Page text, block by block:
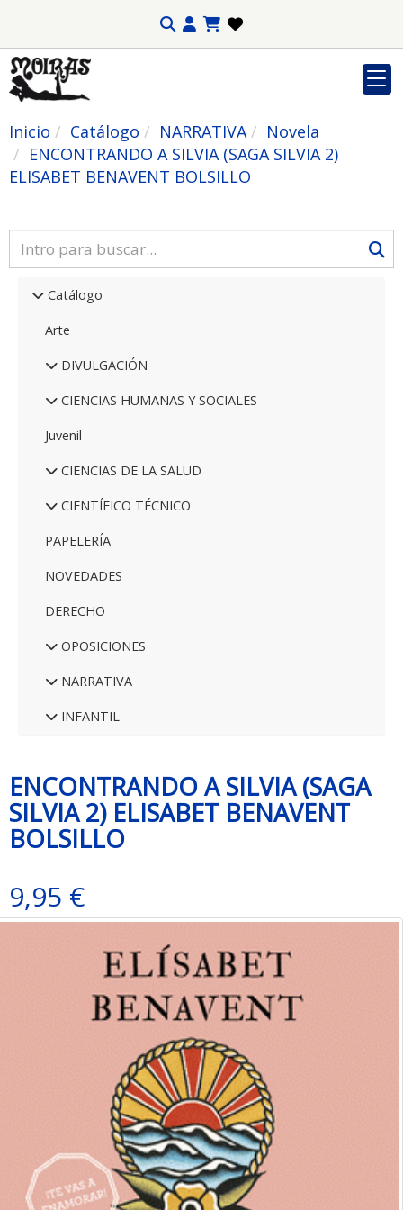
Inicio Catálogo NARRATIVA
Novela
ENCONTRANDO A SILVIA (SAGA SILVIA 2)
ELISABET BENAVENT BOLSILLO
Catálogo
Arte
DIVULGACIÓN
CIENCIAS HUMANAS Y SOCIALES
Juvenil
CIENCIAS DE LA SALUD
CIENTÍFICO TÉCNICO
PAPELERÍA
NOVEDADES
DERECHO
OPOSICIONES
NARRATIVA
INFANTIL
ENCONTRANDO A SILVIA (SAGA
SILVIA 2) ELISABET BENAVENT
BOLSILLO
9,95 €